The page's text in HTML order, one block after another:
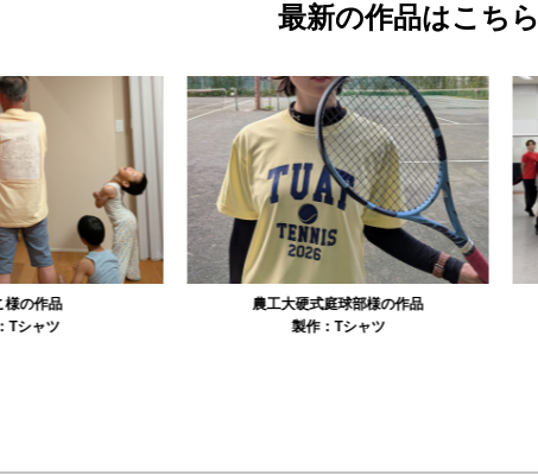
最新の作品はこちら
農工大硬式庭球部様の作品
製作：
大寺資二バレエアカデミー様の作品
製作：